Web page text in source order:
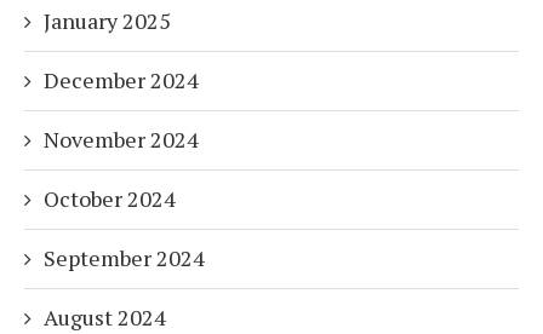
January 2025
December 2024
November 2024
October 2024
September 2024
August 2024